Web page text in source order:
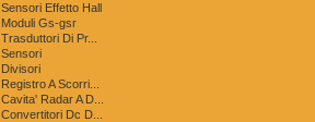
Sensori Effetto Hall
Moduli Gs-gsr
Trasduttori Di Pr...
Sensori
Divisori
Registro A Scorri...
Cavita' Radar A D...
Convertitori Dc D...